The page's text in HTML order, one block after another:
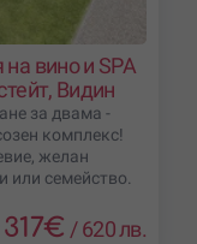
вино и SPA
Видин
за двама -
комплекс!
желан
семейство.
317€ /620 лв.